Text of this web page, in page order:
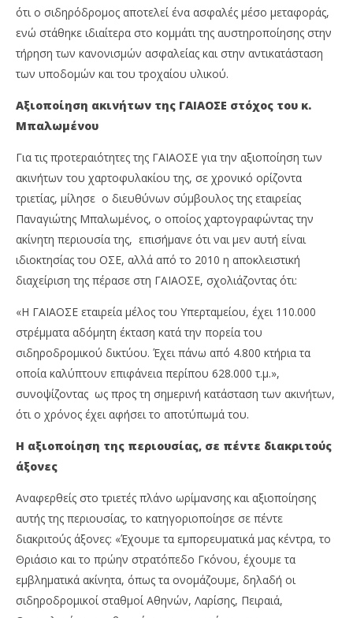
ότι ο σιδηρόδρομος αποτελεί ένα ασφαλές μέσο μεταφοράς,
ενώ στάθηκε ιδιαίτερα στο κομμάτι της αυστηροποίησης στην
τήρηση των κανονισμών ασφαλείας και στην αντικατάσταση
των υποδομών και του τροχαίου υλικού.
Αξιοποίηση ακινήτων της ΓΑΙΑΟΣΕ στόχος του κ.
Μπαλωμένου
Για τις προτεραιότητες της ΓΑΙΑΟΣΕ για την αξιοποίηση των
ακινήτων του χαρτοφυλακίου της, σε χρονικό ορίζοντα
τριετίας, μίλησε ο διευθύνων σύμβουλος της εταιρείας
Παναγιώτης Μπαλωμένος, ο οποίος χαρτογραφώντας την
ακίνητη περιουσία της, επισήμανε ότι ναι μεν αυτή είναι
ιδιοκτησίας του ΟΣΕ, αλλά από το 2010 η αποκλειστική
διαχείριση της πέρασε στη ΓΑΙΑΟΣΕ, σχολιάζοντας ότι:
«Η ΓΑΙΑΟΣΕ εταιρεία μέλος του Υπερταμείου, έχει 110.000
στρέμματα αδόμητη έκταση κατά την πορεία του
σιδηροδρομικού δικτύου. Έχει πάνω από 4.800 κτήρια τα
οποία καλύπτουν επιφάνεια περίπου 628.000 τ.μ.»,
συνοψίζοντας ως προς τη σημερινή κατάσταση των ακινήτων,
ότι ο χρόνος έχει αφήσει το αποτύπωμά του.
Η αξιοποίηση της περιουσίας, σε πέντε διακριτούς
άξονες
Αναφερθείς στο τριετές πλάνο ωρίμανσης και αξιοποίησης
αυτής της περιουσίας, το κατηγοριοποίησε σε πέντε
διακριτούς άξονες: «Έχουμε τα εμπορευματικά μας κέντρα, το
Θριάσιο και το πρώην στρατόπεδο Γκόνου, έχουμε τα
εμβληματικά ακίνητα, όπως τα ονομάζουμε, δηλαδή οι
σιδηροδρομικοί σταθμοί Αθηνών, Λαρίσης, Πειραιά,